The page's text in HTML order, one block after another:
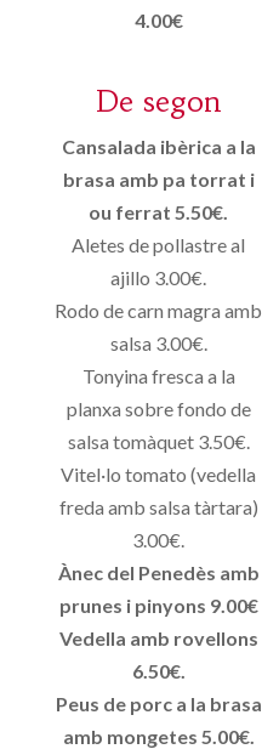
4.00€
De segon
Cansalada ibèrica a la
brasa amb pa torrat i
ou ferrat 5.50€.
Aletes de pollastre al
ajillo 3.00€.
Rodo de carn magra amb
salsa 3.00€.
Tonyina fresca a la
planxa sobre fondo de
salsa tomàquet 3.50€.
Vitel·lo tomato (vedella
freda amb salsa tàrtara)
3.00€.
Ànec del Penedès amb
prunes i pinyons 9.00€
Vedella amb rovellons
6.50€.
Peus de porc a la brasa
amb mongetes 5.00€.